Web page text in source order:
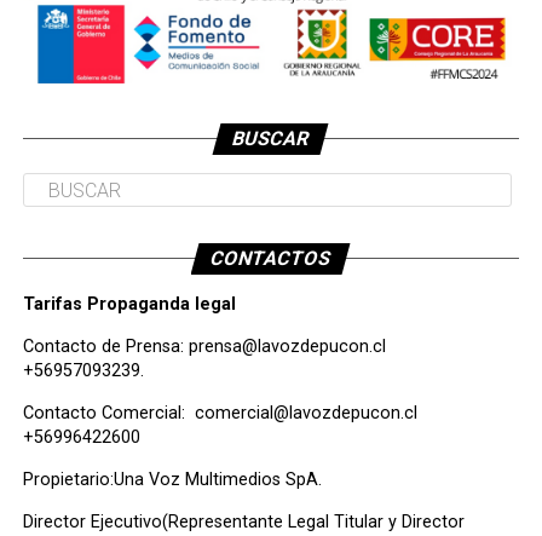
BUSCAR
CONTACTOS
Tarifas Propaganda legal
Contacto de Prensa: prensa@lavozdepucon.cl
+56957093239.
Contacto Comercial: comercial@lavozdepucon.cl
+56996422600
Propietario:Una Voz Multimedios SpA.
Director Ejecutivo(Representante Legal Titular y Director